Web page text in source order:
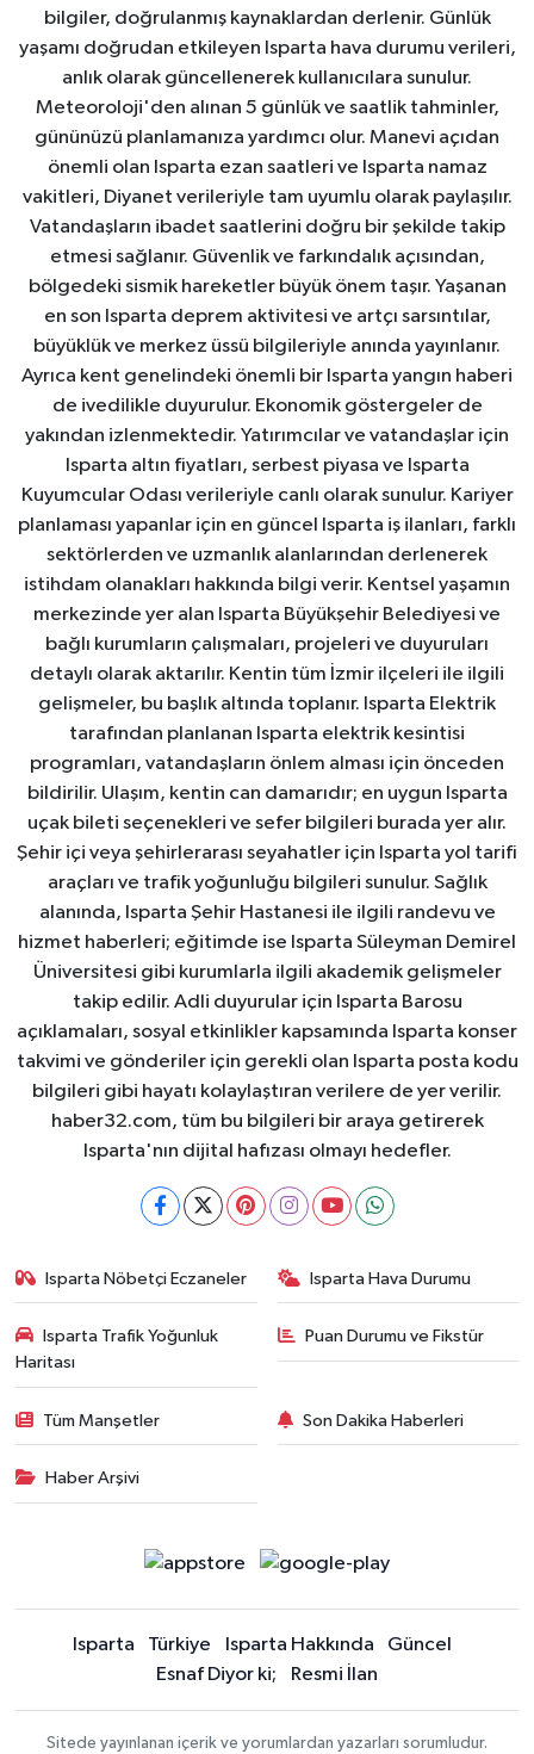
bilgiler, doğrulanmış kaynaklardan derlenir. Günlük
yaşamı doğrudan etkileyen Isparta hava durumu verileri,
anlık olarak güncellenerek kullanıcılara sunulur.
Meteoroloji'den alınan 5 günlük ve saatlik tahminler,
gününüzü planlamanıza yardımcı olur. Manevi açıdan
önemli olan Isparta ezan saatleri ve Isparta namaz
vakitleri, Diyanet verileriyle tam uyumlu olarak paylaşılır.
Vatandaşların ibadet saatlerini doğru bir şekilde takip
etmesi sağlanır. Güvenlik ve farkındalık açısından,
bölgedeki sismik hareketler büyük önem taşır. Yaşanan
en son Isparta deprem aktivitesi ve artçı sarsıntılar,
büyüklük ve merkez üssü bilgileriyle anında yayınlanır.
Ayrıca kent genelindeki önemli bir Isparta yangın haberi
de ivedilikle duyurulur. Ekonomik göstergeler de
yakından izlenmektedir. Yatırımcılar ve vatandaşlar için
Isparta altın fiyatları, serbest piyasa ve Isparta
Kuyumcular Odası verileriyle canlı olarak sunulur. Kariyer
planlaması yapanlar için en güncel Isparta iş ilanları, farklı
sektörlerden ve uzmanlık alanlarından derlenerek
istihdam olanakları hakkında bilgi verir. Kentsel yaşamın
merkezinde yer alan Isparta Büyükşehir Belediyesi ve
bağlı kurumların çalışmaları, projeleri ve duyuruları
detaylı olarak aktarılır. Kentin tüm İzmir ilçeleri ile ilgili
gelişmeler, bu başlık altında toplanır. Isparta Elektrik
tarafından planlanan Isparta elektrik kesintisi
programları, vatandaşların önlem alması için önceden
bildirilir. Ulaşım, kentin can damarıdır; en uygun Isparta
uçak bileti seçenekleri ve sefer bilgileri burada yer alır.
Şehir içi veya şehirlerarası seyahatler için Isparta yol tarifi
araçları ve trafik yoğunluğu bilgileri sunulur. Sağlık
alanında, Isparta Şehir Hastanesi ile ilgili randevu ve
hizmet haberleri; eğitimde ise Isparta Süleyman Demirel
Üniversitesi gibi kurumlarla ilgili akademik gelişmeler
takip edilir. Adli duyurular için Isparta Barosu
açıklamaları, sosyal etkinlikler kapsamında Isparta konser
takvimi ve gönderiler için gerekli olan Isparta posta kodu
bilgileri gibi hayatı kolaylaştıran verilere de yer verilir.
haber32.com, tüm bu bilgileri bir araya getirerek
Isparta'nın dijital hafızası olmayı hedefler.
Isparta Nöbetçi Eczaneler Isparta Hava Durumu
Isparta Trafik Yoğunluk
Haritası
Puan Durumu ve Fikstür
Tüm Manşetler Son Dakika Haberleri
Haber Arşivi
Isparta Türkiye Isparta Hakkında
Güncel
Esnaf Diyor ki;
Resmi İlan
Sitede yayınlanan içerik ve yorumlardan yazarları sorumludur.